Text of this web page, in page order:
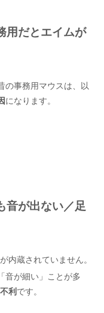
用だとエイムが
の事務用マウスは、以
になります。
音が出ない／足
内蔵されていません。
音が細い」ことが多
利 です。